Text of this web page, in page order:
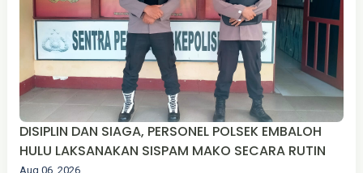
DISIPLIN DAN SIAGA, PERSONEL POLSEK EMBALOH
HULU LAKSANAKAN SISPAM MAKO SECARA RUTIN
Aug 06, 2026